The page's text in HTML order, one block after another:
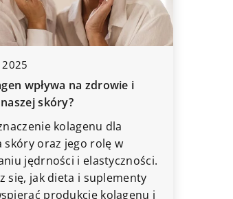
wpływa na zdrowie i
skóry?
kolagenu dla
skóry oraz jego rolę w
jędrności i elastyczności.
się, jak dieta i suplementy
produkcję kolagenu i